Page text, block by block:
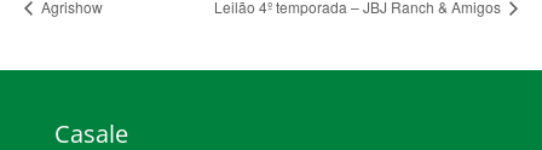
Agrishow Leilão 4º temporada – JBJ Ranch & Amigos
Casale